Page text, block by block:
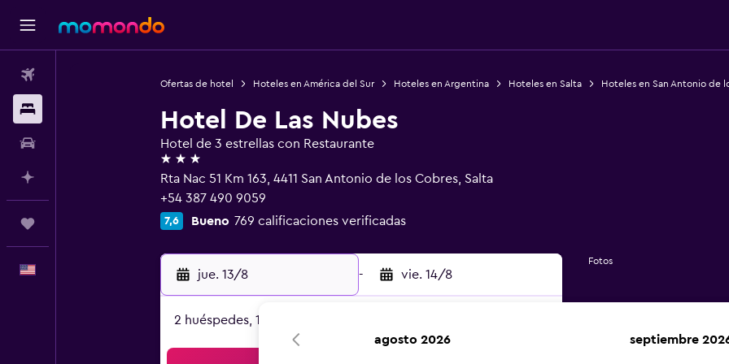
Ofertas de hotel Hoteles en América del Sur Hoteles en Argentina Hoteles en Salta Hoteles en San Antonio de
Hotel De Las Nubes
Hotel de 3 estrellas con Restaurante
3 estrellas
Rta Nac 51 Km 163, 4411 San Antonio de los Cobres, Salta
+54 387 490 9059
7,6 Bueno 769 calificaciones verificadas
jue. 13/8 - vie. 14/8
2 huéspedes, 1 habitación
Fotos
agosto 2026 septiembre